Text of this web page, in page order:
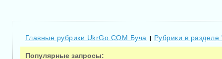
Главные рубрики UkrGo.COM Буча | Рубрики в разделе
Популярные запросы: